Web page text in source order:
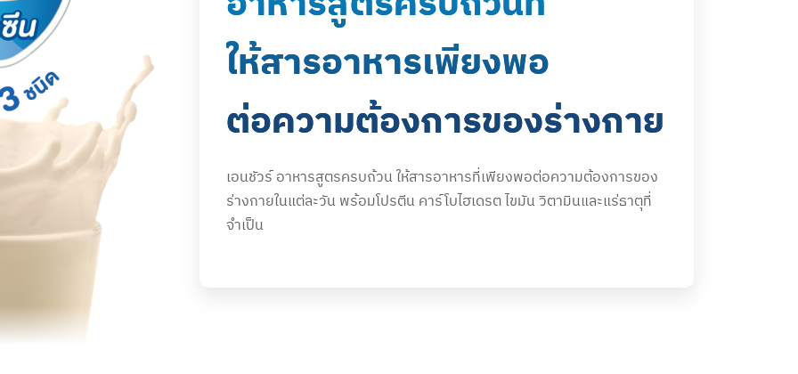
ให้สารอาหารเพียงพอ
ต่อความต้องการของร่างกาย
เอนชัวร์ อาหารสูตรครบถ้วน ให้สารอาหารที่เพียงพอต่อความต้องการของ
ร่างกายในแต่ละวัน พร้อมโปรตีน คาร์โบไฮเดรต ไขมัน วิตามินและแร่ธาตุที่
จำเป็น